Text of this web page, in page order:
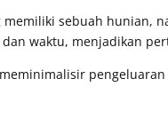
sebuah hunian,
waktu, menjadikan